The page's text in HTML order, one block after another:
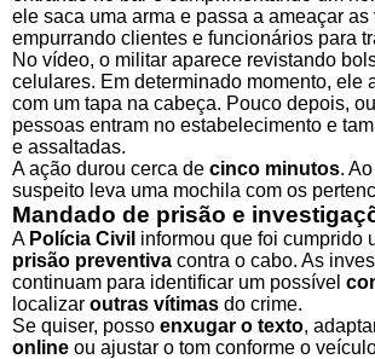
ele saca uma arma e passa a ameaçar as
empurrando clientes e funcionários para
No vídeo, o militar aparece revistando
celulares. Em determinado momento, ele
com um tapa na cabeça. Pouco depois,
pessoas entram no estabelecimento e
e assaltadas.
A ação durou cerca de cinco minutos.
suspeito leva uma mochila com os
Mandado de prisão e
A Polícia Civil informou que foi cumprido
prisão preventiva contra o cabo. As
continuam para identificar um possível
localizar outras vítimas do crime.
Se quiser, posso enxugar o texto,
online ou ajustar o tom conforme o